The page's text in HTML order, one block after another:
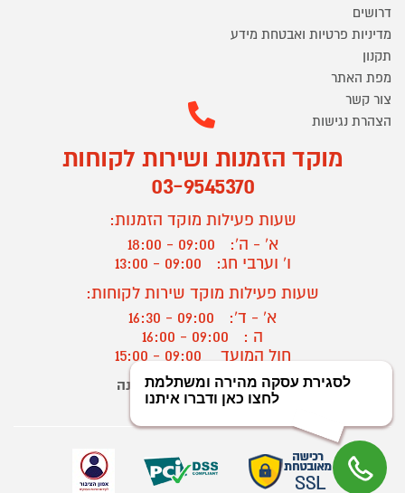
דרושים
מדיניות פרטיות ואבטחת מידע
תקנון
מפת האתר
צור קשר
הצהרת נגישות
מוקד הזמנות ושירות לקוחות
03-9545370
שעות פעילות מוקד הזמנות:
א' - ה':
09:00 - 18:00
ו' וערבי חג:
09:00 - 13:00
שעות פעילות מוקד שירות לקוחות:
א' - ד':
09:00 - 16:30
ה :
09:00 - 16:00
חול המועד
? יצירת קשר/ביטול הזמנה